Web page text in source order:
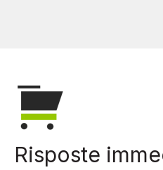
Risposte